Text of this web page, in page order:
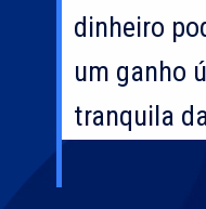
dinheiro
um ganho
tranquila
dinheiro
um ganho
tranquila